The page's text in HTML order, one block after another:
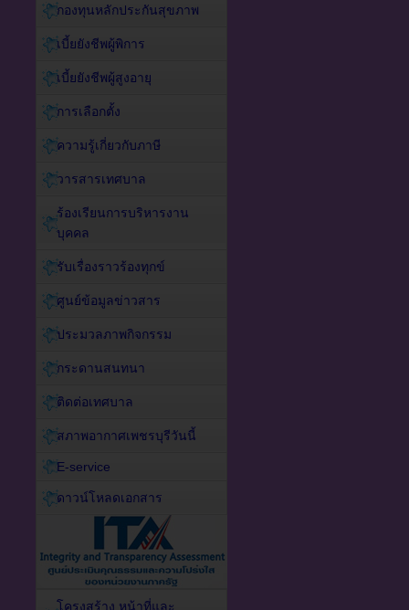
กองทุนหลักประกันสุขภาพ
เบี้ยยังชีพผู้พิการ
เบี้ยยังชีพผู้สูงอายุ
การเลือกตั้ง
ความรู้เกี่ยวกับภาษี
วารสารเทศบาล
ร้องเรียนการบริหารงาน
บุคคล
รับเรื่องราวร้องทุกข์
ศูนย์ข้อมูลข่าวสาร
ประมวลภาพกิจกรรม
กระดานสนทนา
ติดต่อเทศบาล
สภาพอากาศเพชรบุรีวันนี้
E-service
ดาวน์โหลดเอกสาร
โครงสร้าง หน้าที่และ